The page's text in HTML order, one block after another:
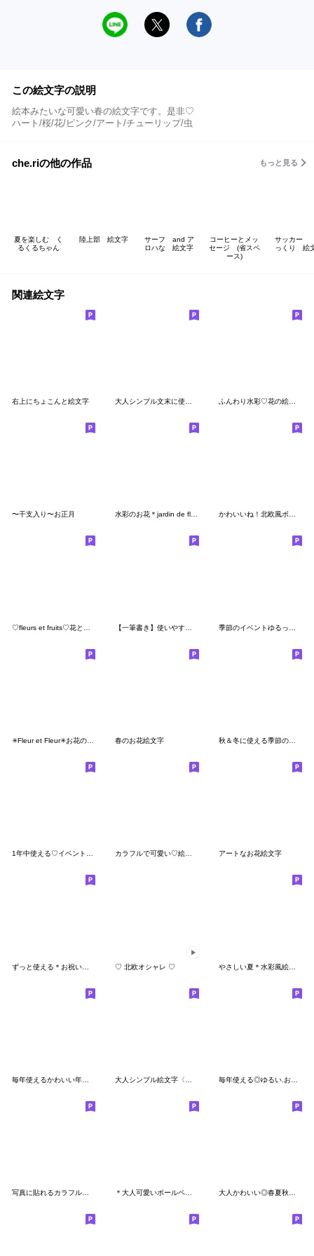
この絵文字の説明
絵本みたいな可愛い春の絵文字です。是非♡
ハート/桜/花/ピンク/アート/チューリップ/虫
che.riの他の作品 もっと見る
夏を楽しむ く
るくるちゃん
陸上部 絵文字
サーフ and ア
ロハな 絵文字
コーヒーとメッ
セージ (省スペ
ース)
サッカー
っくり 絵
関連絵文字
右上にちょこんと絵文字 ふんわり水彩♡花の絵文字
〜干支入り〜お正月 水彩のお花＊jardin de fleurs かわいいね！北欧風ボタニカル絵文字 №6
春のお花絵文字 秋＆冬に使える季節の絵文字
1年中使える♡イベント絵文字♪ カラフルで可愛い♡絵本のような絵文字① アートなお花絵文字
♡ 北欧オシャレ ♡ やさしい夏＊水彩風絵文字
毎年使える◎ゆるい.お正月絵文字【再販】
写真に貼れるカラフル♡キュートな絵文字 ＊大人可愛いボールペン絵文字＊ 大人かわいい◎春夏秋冬・絵文字